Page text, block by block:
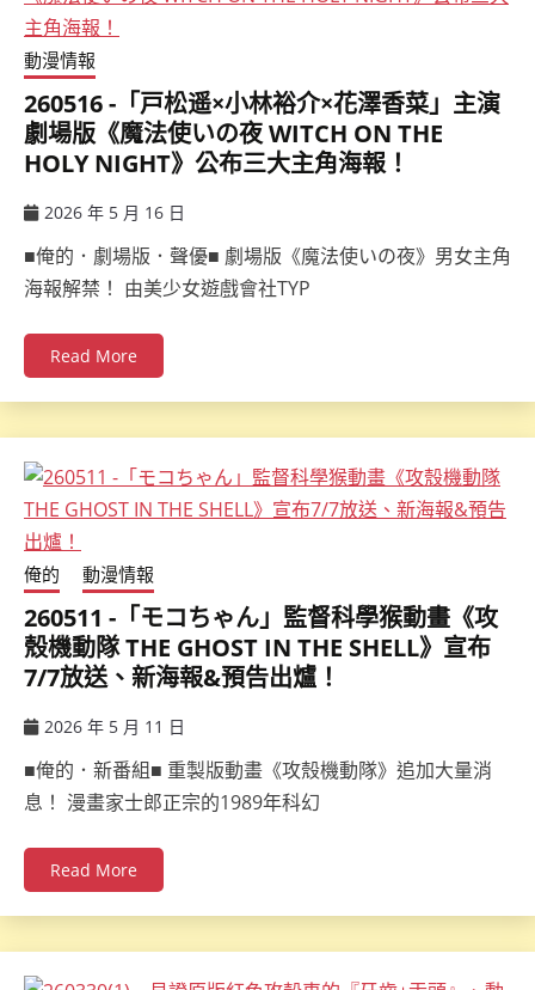
動漫情報
260516 -「戸松遥×小林裕介×花澤香菜」主演
劇場版《魔法使いの夜 WITCH ON THE
HOLY NIGHT》公布三大主角海報！
2026 年 5 月 16 日
■俺的．劇場版．聲優■ 劇場版《魔法使いの夜》男女主角
海報解禁！ 由美少女遊戲會社TYP
Read More
俺的 動漫情報
260511 -「モコちゃん」監督科學猴動畫《攻
殼機動隊 THE GHOST IN THE SHELL》宣布
7/7放送、新海報&預告出爐！
2026 年 5 月 11 日
■俺的．新番組■ 重製版動畫《攻殼機動隊》追加大量消
息！ 漫畫家士郎正宗的1989年科幻
Read More